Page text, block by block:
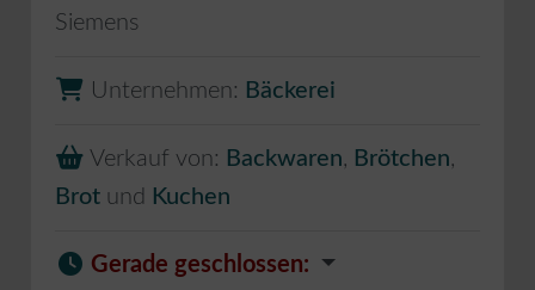
Siemens
Unternehmen: Bäckerei
Verkauf von: Backwaren, Brötchen,
Brot und Kuchen
Gerade geschlossen: